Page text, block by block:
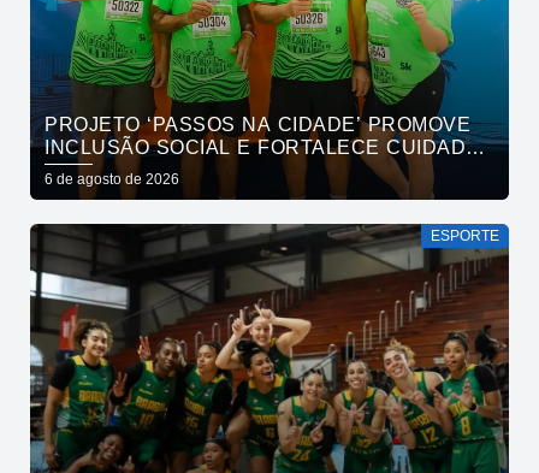
PROJETO ‘PASSOS NA CIDADE’ PROMOVE
INCLUSÃO SOCIAL E FORTALECE CUIDADO
EM SAÚDE MENTAL POR MEIO DA CORRIDA
6 de agosto de 2026
ESPORTE